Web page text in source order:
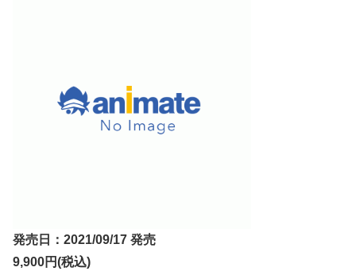
発売日：2021/09/17 発売
9,900円(税込)